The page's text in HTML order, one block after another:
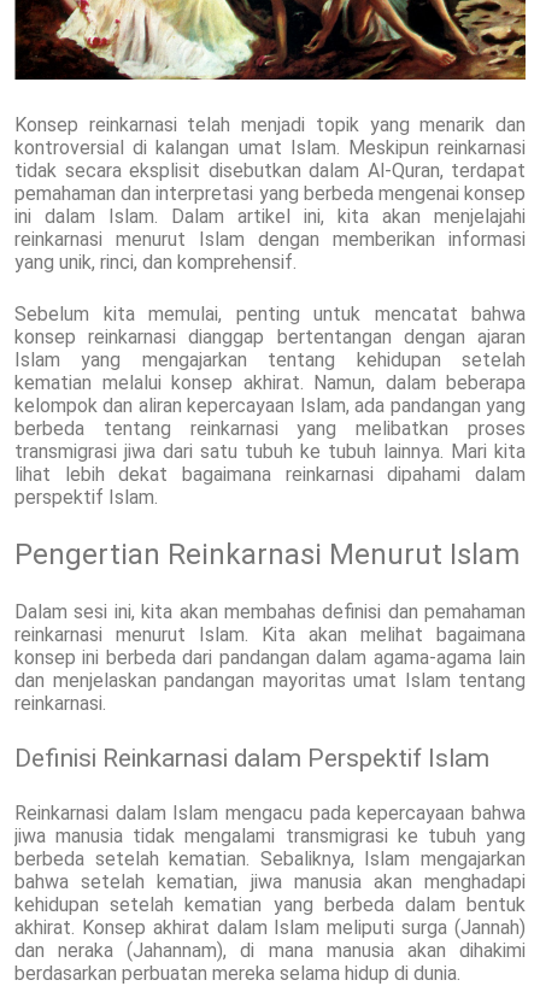
Konsep reinkarnasi telah menjadi topik yang menarik dan
kontroversial di kalangan umat Islam. Meskipun reinkarnasi
tidak secara eksplisit disebutkan dalam Al-Quran, terdapat
pemahaman dan interpretasi yang berbeda mengenai konsep
ini dalam Islam. Dalam artikel ini, kita akan menjelajahi
reinkarnasi menurut Islam dengan memberikan informasi
yang unik, rinci, dan komprehensif.
Sebelum kita memulai, penting untuk mencatat bahwa
konsep reinkarnasi dianggap bertentangan dengan ajaran
Islam yang mengajarkan tentang kehidupan setelah
kematian melalui konsep akhirat. Namun, dalam beberapa
kelompok dan aliran kepercayaan Islam, ada pandangan yang
berbeda tentang reinkarnasi yang melibatkan proses
transmigrasi jiwa dari satu tubuh ke tubuh lainnya. Mari kita
lihat lebih dekat bagaimana reinkarnasi dipahami dalam
perspektif Islam.
Pengertian Reinkarnasi Menurut Islam
Dalam sesi ini, kita akan membahas definisi dan pemahaman
reinkarnasi menurut Islam. Kita akan melihat bagaimana
konsep ini berbeda dari pandangan dalam agama-agama lain
dan menjelaskan pandangan mayoritas umat Islam tentang
reinkarnasi.
Definisi Reinkarnasi dalam Perspektif Islam
Reinkarnasi dalam Islam mengacu pada kepercayaan bahwa
jiwa manusia tidak mengalami transmigrasi ke tubuh yang
berbeda setelah kematian. Sebaliknya, Islam mengajarkan
bahwa setelah kematian, jiwa manusia akan menghadapi
kehidupan setelah kematian yang berbeda dalam bentuk
akhirat. Konsep akhirat dalam Islam meliputi surga (Jannah)
dan neraka (Jahannam), di mana manusia akan dihakimi
berdasarkan perbuatan mereka selama hidup di dunia.